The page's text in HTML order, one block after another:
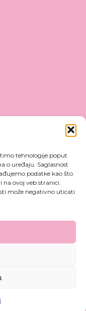
tehnologije poput
o uređaju. Saglasnost
podatke kao što
ovoj veb stranici.
može negativno uticati